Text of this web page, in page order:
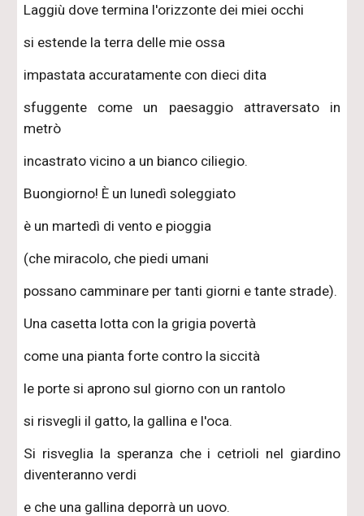
Laggiù dove termina l'orizzonte dei miei occhi
si estende la terra delle mie ossa
impastata accuratamente con dieci dita
sfuggente come un paesaggio attraversato in
metrò
incastrato vicino a un bianco ciliegio.
Buongiorno! È un lunedì soleggiato
è un martedì di vento e pioggia
(che miracolo, che piedi umani
possano camminare per tanti giorni e tante strade).
Una casetta lotta con la grigia povertà
come una pianta forte contro la siccità
le porte si aprono sul giorno con un rantolo
si risvegli il gatto, la gallina e l'oca.
Si risveglia la speranza che i cetrioli nel giardino
diventeranno verdi
e che una gallina deporrà un uovo.